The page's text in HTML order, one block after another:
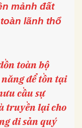
mảnh đất
lãnh thổ
toàn bộ
để tồn tại
cầu sự
truyền lại cho
di sản quý